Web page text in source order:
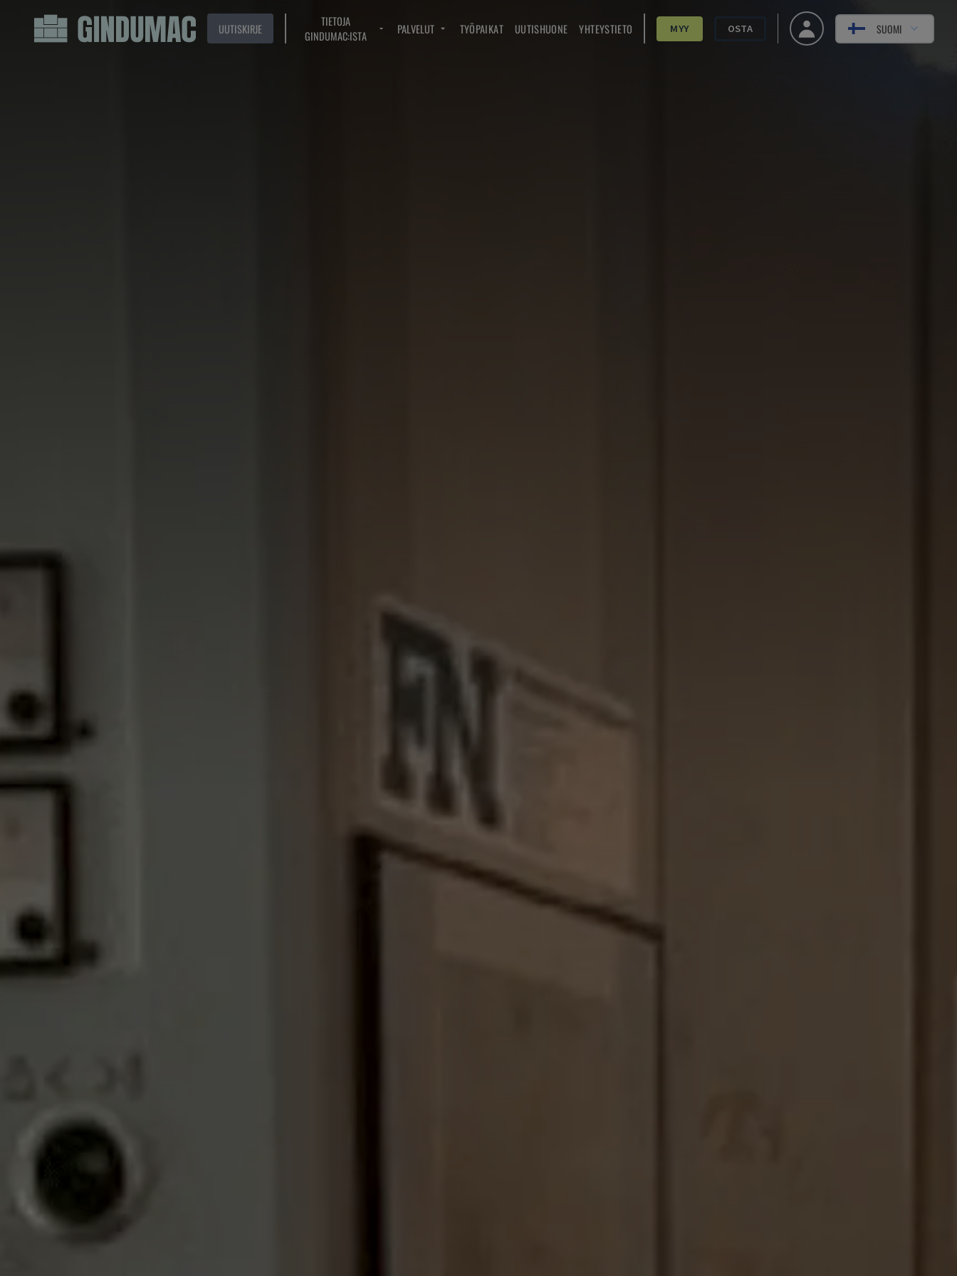
UUTISKIRJE
TIETOJA
GINDUMAC:ISTA
PALVELUT TYÖPAIKAT UUTISHUONE YHTEYSTIETO MYY OSTA SUOMI